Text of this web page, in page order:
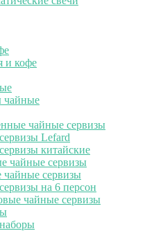
и кофе
чайные
чайные сервизы
Lefard
китайские
чайные сервизы
чайные сервизы
на 6 персон
чайные сервизы